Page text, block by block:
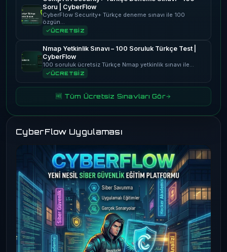
Soru | CyberFlow
CyberFlow Security+ Türkçe deneme sınavı ile 100
özgün…
ÜCRETSİZ
Nmap Yetkinlik Sınavı – 100 Soruluk Türkçe Test |
CyberFlow
100 soruluk ücretsiz Türkçe Nmap yetkinlik sınavı ile…
ÜCRETSİZ
🆓 Tüm Ücretsiz Sınavları Gör
CyberFlow Uygulaması